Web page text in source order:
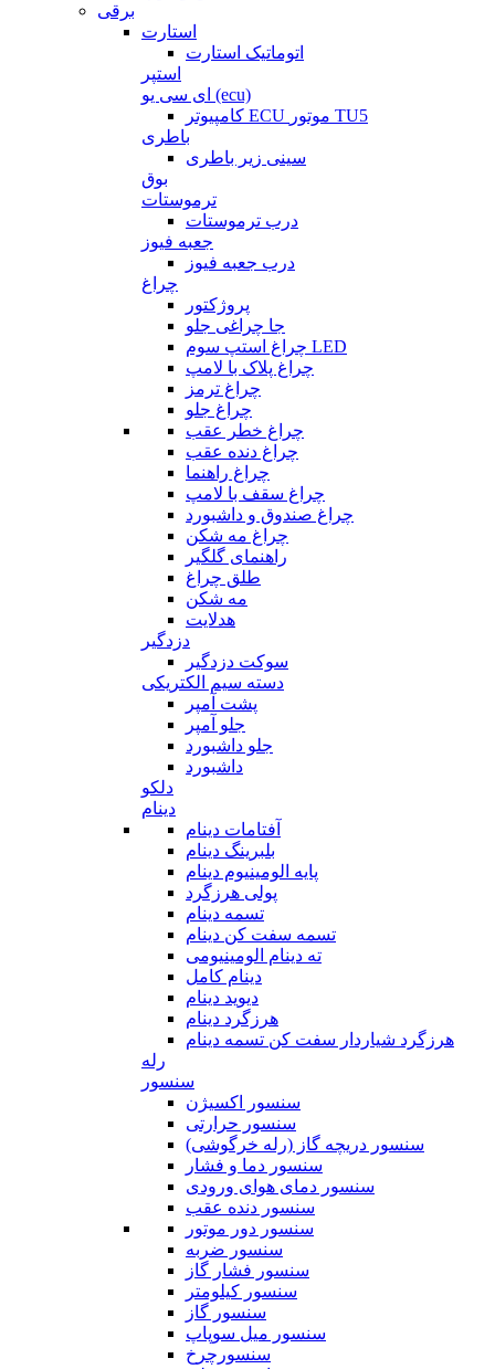
برقی
استارت
اتوماتیک استارت
استپر
ای سی یو (ecu)
کامپیوتر ECU موتور TU5
باطری
سینی زیر باطری
بوق
ترموستات
درب ترموستات
جعبه فیوز
درب جعبه فیوز
چراغ
پروژکتور
جا چراغی جلو
چراغ استپ سوم LED
چراغ پلاک با لامپ
چراغ ترمز
چراغ جلو
چراغ خطر عقب
چراغ دنده عقب
چراغ راهنما
چراغ سقف با لامپ
چراغ صندوق و داشبورد
چراغ مه شکن
راهنمای گلگیر
طلق چراغ
مه شکن
هدلایت
دزدگیر
سوکت دزدگیر
دسته سیم الکتریکی
پشت آمپر
جلو آمپر
جلو داشبورد
داشبورد
دلکو
دینام
آفتامات دینام
بلبرینگ دینام
پایه الومینیوم دینام
پولی هرزگرد
تسمه دینام
تسمه سفت کن دینام
ته دینام الومینیومی
دینام کامل
دیوید دینام
هرزگرد دینام
هرزگرد شیاردار سفت کن تسمه دینام
رله
سنسور
سنسور اکسیژن
سنسور حرارتی
سنسور دریچه گاز (رله خرگوشی)
سنسور دما و فشار
سنسور دمای هوای ورودی
سنسور دنده عقب
سنسور دور موتور
سنسور ضربه
سنسور فشار گاز
سنسور کیلومتر
سنسور گاز
سنسور میل سوپاپ
سنسورچرخ